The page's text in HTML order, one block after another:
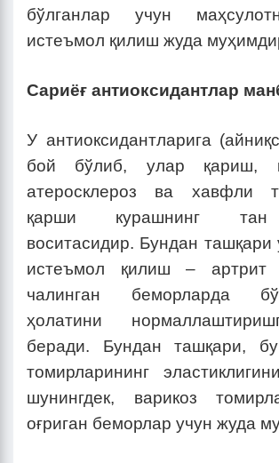
бўлганлар учун
истеъмол қилиш жуда
Сариёғ антиоксидантлар
У антиоксидантларига
бой бўлиб, улар қариш,
атеросклероз ва хавфли
қарши курашнинг тан
воситасидир. Бундан ташқари
истеъмол қилиш – артрит
чалинган беморларда
ҳолатини
беради. Бундан ташқари,
томирларининг
шунингдек, варикоз
оғриган беморлар учун жуда